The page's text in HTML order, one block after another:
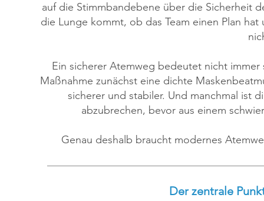
auf die Stimmbandebene über die Sicherheit
die Lunge kommt, ob das Team einen Plan
Ein sicherer Atemweg bedeutet nicht
Maßnahme zunächst eine dichte
sicherer und stabiler. Und manchmal ist
abzubrechen, bevor aus einem
Genau deshalb braucht modernes
Der zentrale